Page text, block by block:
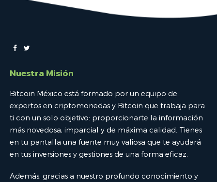
Nuestra Misión
Bitcoin México está formado por un equipo de
expertos en criptomonedas y Bitcoin que trabaja para
ti con un solo objetivo: proporcionarte la información
más novedosa, imparcial y de máxima calidad. Tienes
en tu pantalla una fuente muy valiosa que te ayudará
en tus inversiones y gestiones de una forma eficaz.
Además, gracias a nuestro profundo conocimiento y